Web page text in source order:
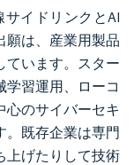
サイドリンクとAI
願は、産業用製品
ています。スター
学習運用、ローコ
心のサイバーセキ
。既存企業は専門
上げたりして技術